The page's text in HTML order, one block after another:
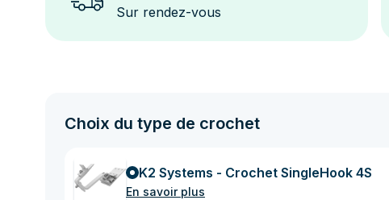
Sur rendez-vous
Choix du type de crochet
K2 Systems - Crochet SingleHook 4S
En savoir plus